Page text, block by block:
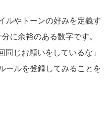
ルやトーンの好みを定義す
に余裕のある数字です。
同じお願いをしているな」
ールを登録してみることを